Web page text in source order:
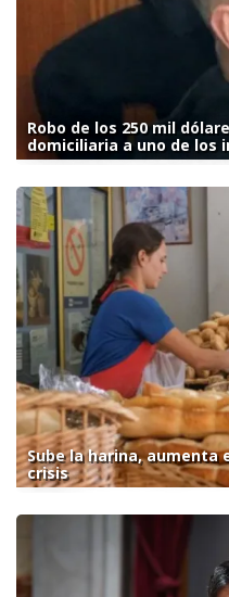
Robo de los 250 mil
domiciliaria a uno de los
Sube la harina, aumenta
crisis